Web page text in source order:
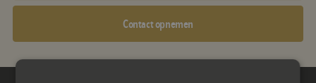
Contact opnemen